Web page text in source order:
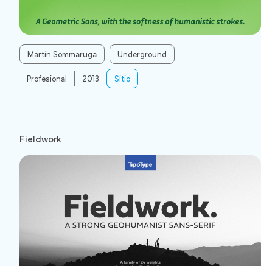
Profesional 2013 Sitio
Martín Sommaruga
Underground
Fieldwork